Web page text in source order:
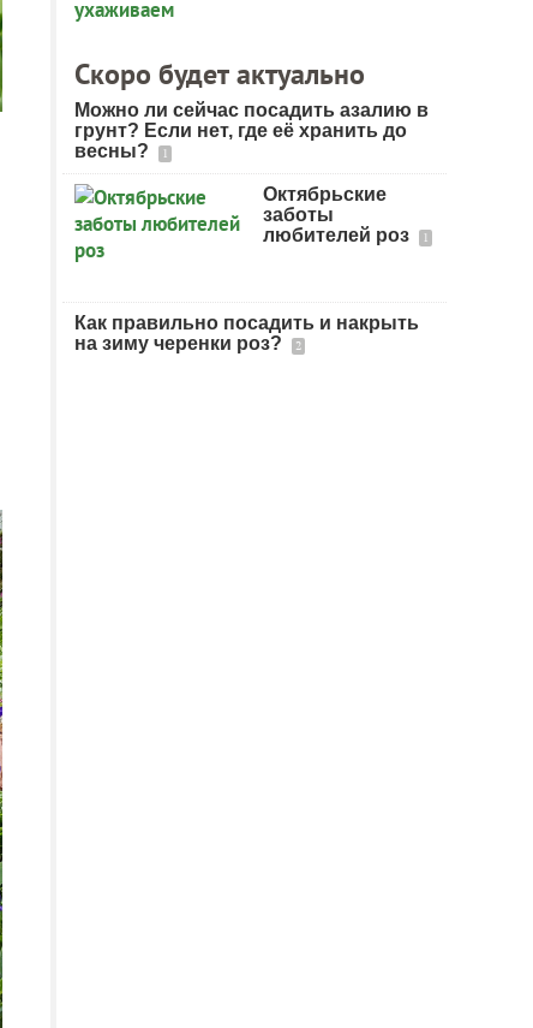
Скоро будет актуально
Можно ли сейчас посадить азалию в
грунт? Если нет, где её хранить до
весны?
1
Октябрьские
заботы
любителей роз
1
Как правильно посадить и накрыть
на зиму черенки роз?
2